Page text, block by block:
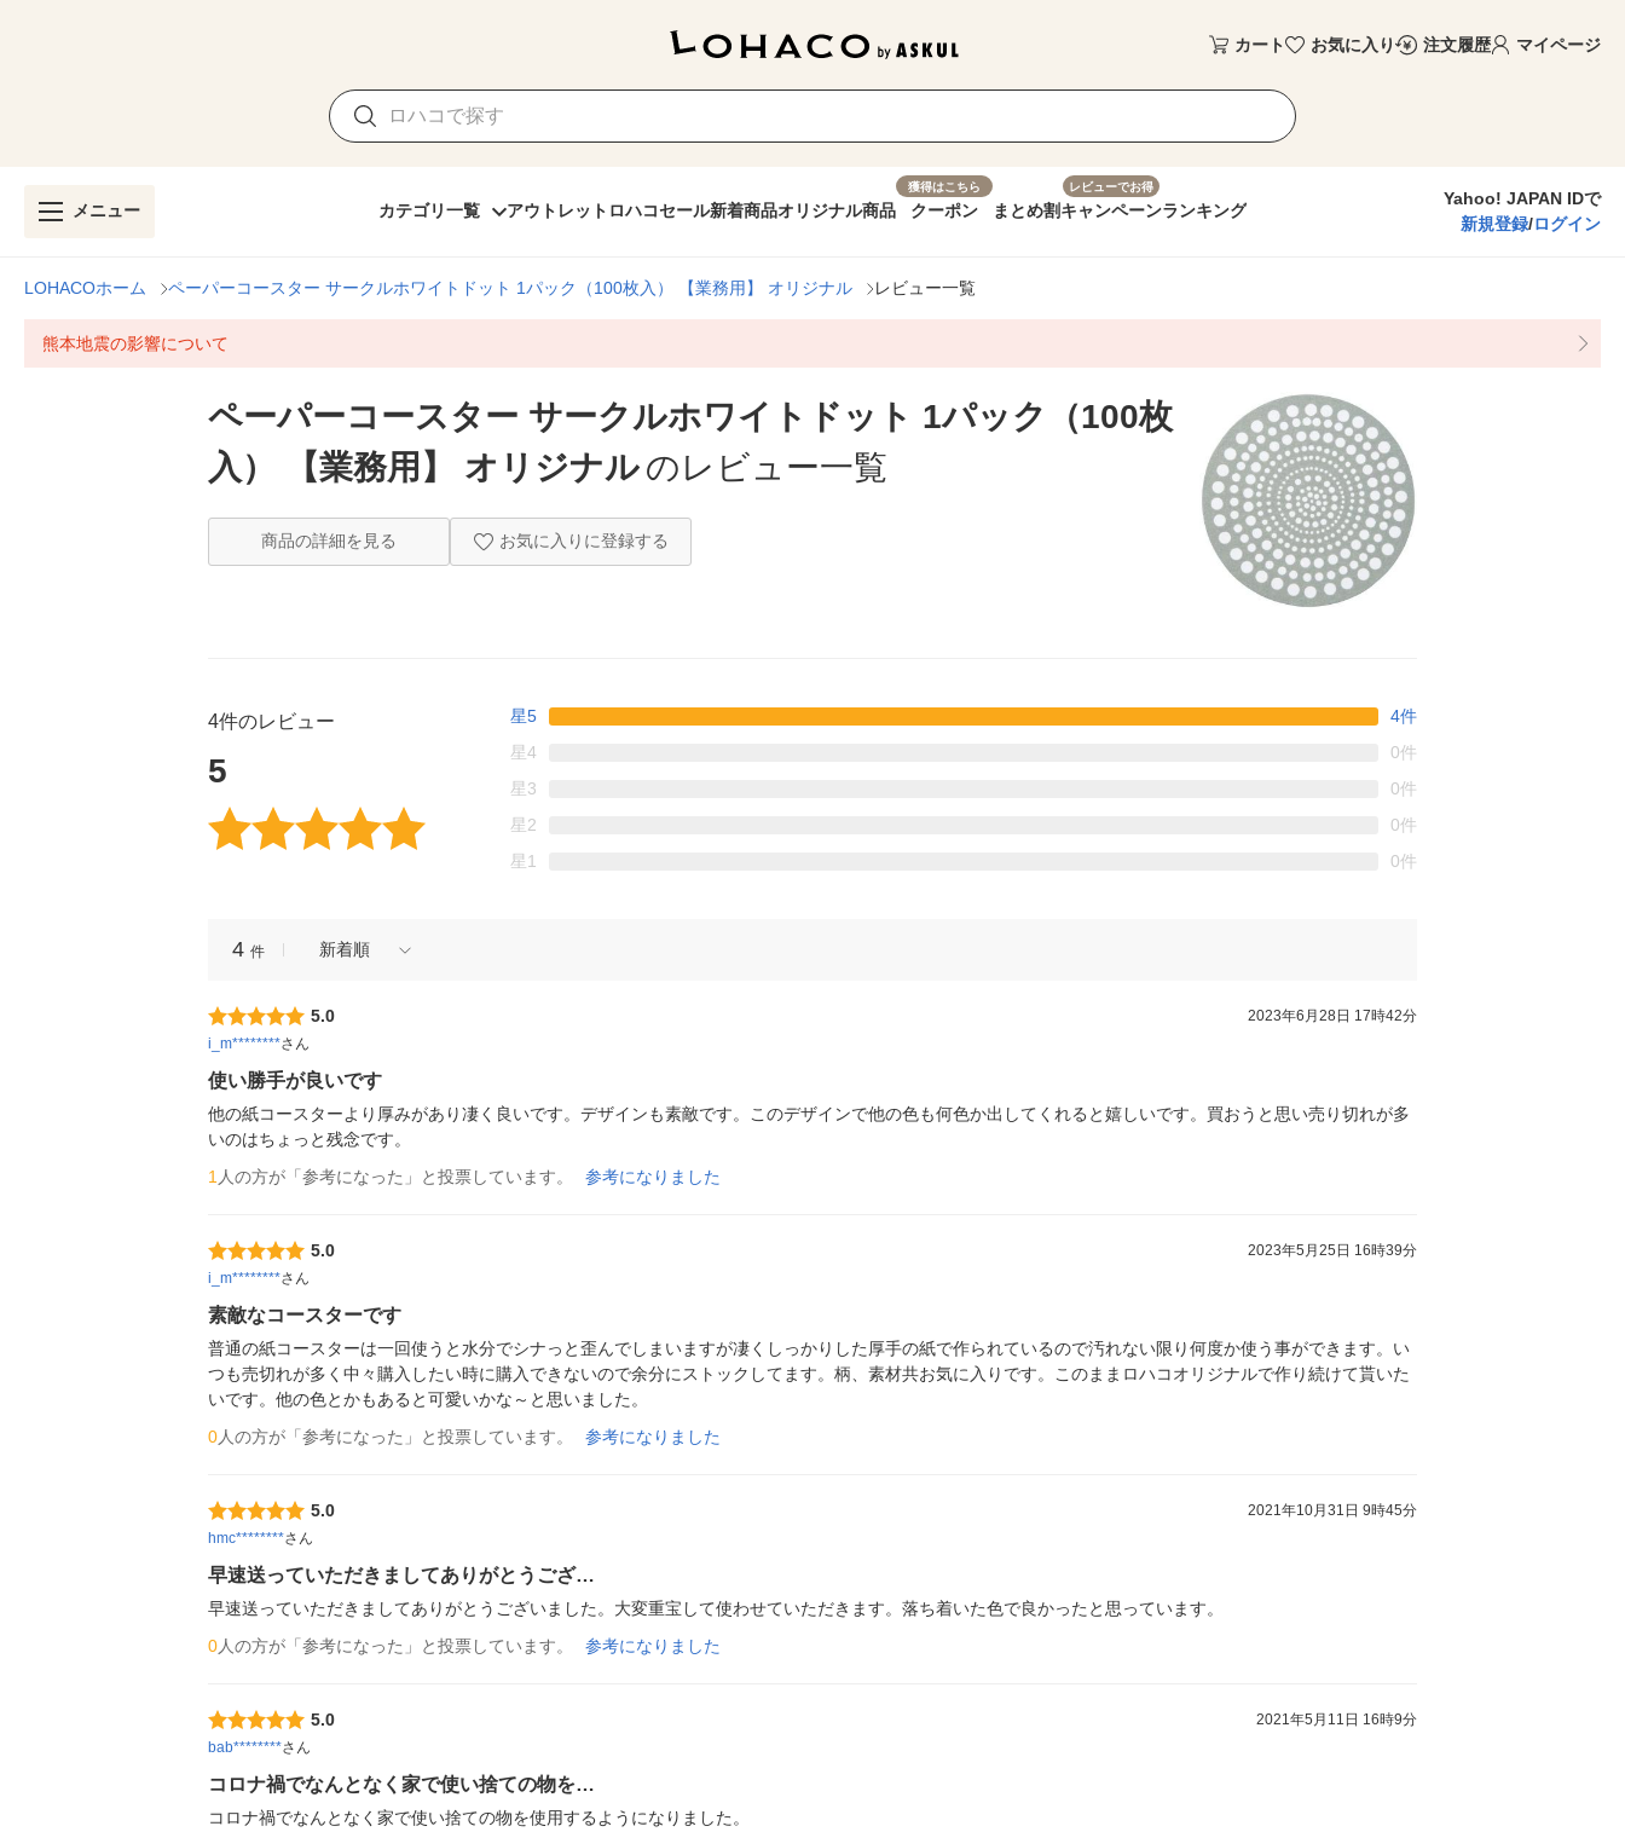
カート お気に入り 注文履歴 マイページ
メニュー カテゴリ一覧 アウトレット ロハコセール新着商品オリジナル商品
獲得はこちら
クーポン まとめ割
レビューでお得
キャンペーンランキング
Yahoo! JAPAN IDで
新規登録/ログイン
LOHACOホーム ペーパーコースター サークルホワイトドット 1パック（100枚入） 【業務用】 オリジナル レビュー一覧
熊本地震の影響について
ペーパーコースター サークルホワイトドット 1パック（100枚
入） 【業務用】 オリジナルのレビュー一覧
商品の詳細を見る お気に入りに登録する
4件のレビュー
5
星5
4件
星4
0件
星3
0件
星2
0件
星1
0件
4 件 新着順
5.0
2023年6月28日 17時42分
i_m********さん
使い勝手が良いです
他の紙コースターより厚みがあり凄く良いです。デザインも素敵です。このデザインで他の色も何色か出してくれると嬉しいです。買おうと思い売り切れが多
いのはちょっと残念です。
1 人の方が「参考になった」と投票しています。 参考になりました
5.0
2023年5月25日 16時39分
i_m********さん
素敵なコースターです
普通の紙コースターは一回使うと水分でシナっと歪んでしまいますが凄くしっかりした厚手の紙で作られているので汚れない限り何度か使う事ができます。い
つも売切れが多く中々購入したい時に購入できないので余分にストックしてます。柄、素材共お気に入りです。このままロハコオリジナルで作り続けて貰いた
いです。他の色とかもあると可愛いかな～と思いました。
0人の方が「参考になった」と投票しています。 参考になりました
5.0
2021年10月31日 9時45分
hmc********さん
早速送っていただきましてありがとうござ…
早速送っていただきましてありがとうございました。大変重宝して使わせていただきます。落ち着いた色で良かったと思っています。
0人の方が「参考になった」と投票しています。 参考になりました
5.0
2021年5月11日 16時9分
bab********さん
コロナ禍でなんとなく家で使い捨ての物を…
コロナ禍でなんとなく家で使い捨ての物を使用するようになりました。